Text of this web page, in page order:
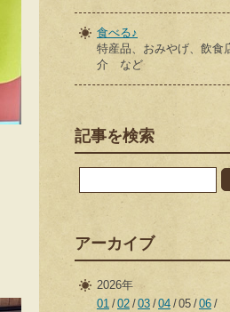
食べる♪
特産品、おみやげ、飲食
介 など
記事を検索
アーカイブ
2026年
01 02 03 04 05 06